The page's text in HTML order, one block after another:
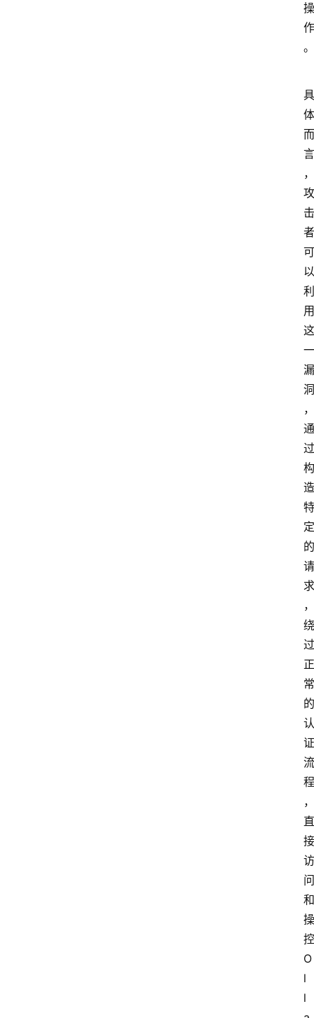
操
作
。
具
体
而
言
，
攻
击
者
可
以
利
用
这
一
漏
洞
，
通
过
构
造
特
定
的
请
求
，
绕
过
正
常
的
认
证
流
程
，
直
接
访
问
和
操
控
O
l
l